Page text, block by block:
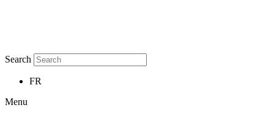
Search
FR
Menu